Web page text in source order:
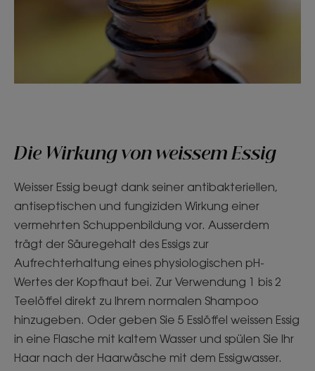
Die Wirkung von weissem Essig
Weisser Essig beugt dank seiner antibakteriellen,
antiseptischen und fungiziden Wirkung einer
vermehrten Schuppenbildung vor. Ausserdem
trägt der Säuregehalt des Essigs zur
Aufrechterhaltung eines physiologischen pH-
Wertes der Kopfhaut bei. Zur Verwendung 1 bis 2
Teelöffel direkt zu Ihrem normalen Shampoo
hinzugeben. Oder geben Sie 5 Esslöffel weissen Essig
in eine Flasche mit kaltem Wasser und spülen Sie Ihr
Haar nach der Haarwäsche mit dem Essigwasser.